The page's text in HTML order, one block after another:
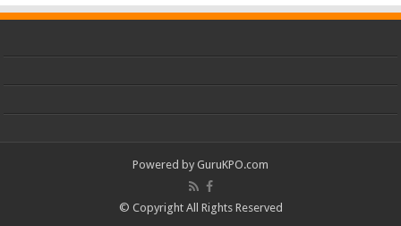
Powered by GuruKPO.com
© Copyright All Rights Reserved